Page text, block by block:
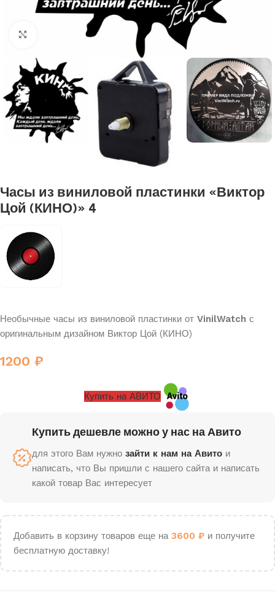
Нажмите, чтобы увеличить
Часы из виниловой пластинки «Виктор
Цой (КИНО)» 4
Необычные часы из виниловой пластинки от VinilWatch с
оригинальным дизайном Виктор Цой (КИНО)
1200 ₽
Купить на АВИТО
Купить дешевле можно у нас на Авито
для этого Вам нужно зайти к нам на Авито и
написать, что Вы пришли с нашего сайта и написать
какой товар Вас интересует
Добавить в корзину товаров еще на 3600 ₽ и получите
бесплатную доставку!